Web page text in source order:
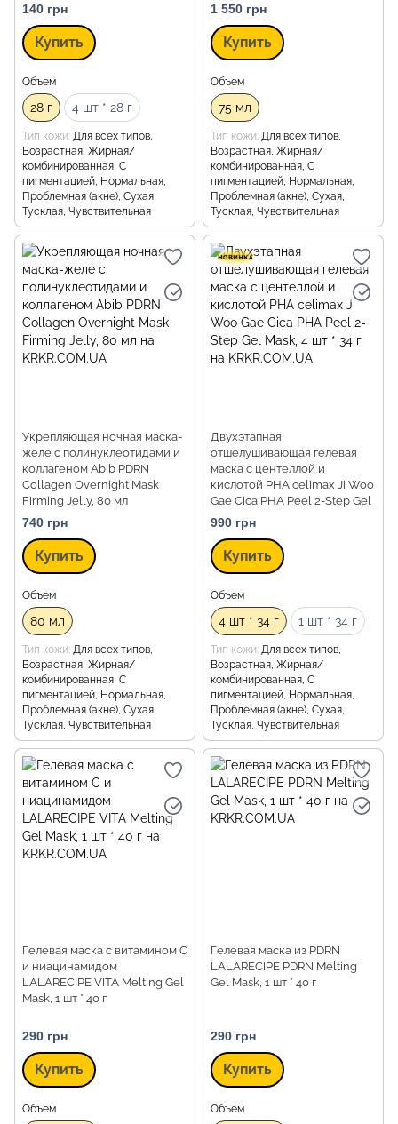
140 грн
Купить
Объем
28 г 4 шт * 28 г
Тип кожи Для всех типов,
Возрастная, Жирная/
комбинированная, С
пигментацией, Нормальная,
Проблемная (акне), Сухая,
Тусклая, Чувствительная
1 550 грн
Купить
Объем
75 мл
Тип кожи Для всех типов,
Возрастная, Жирная/
комбинированная, С
пигментацией, Нормальная,
Проблемная (акне), Сухая,
Тусклая, Чувствительная
Укрепляющая ночная маска-
желе с полинуклеотидами и
коллагеном Abib PDRN
Collagen Overnight Mask
Firming Jelly, 80 мл
740 грн
Купить
Объем
80 мл
Тип кожи Для всех типов,
Возрастная, Жирная/
комбинированная, С
пигментацией, Нормальная,
Проблемная (акне), Сухая,
Тусклая, Чувствительная
Двухэтапная
отшелушивающая гелевая
маска с центеллой и
кислотой PHA celimax Ji Woo
Gae Cica PHA Peel 2-Step Gel
Mask, 4 шт * 34 г
990 грн
Купить
Объем
4 шт * 34 г 1 шт * 34 г
Тип кожи Для всех типов,
Возрастная, Жирная/
комбинированная, С
пигментацией, Нормальная,
Проблемная (акне), Сухая,
Тусклая, Чувствительная
Гелевая маска с витамином С
и ниацинамидом
LALARECIPE VITA Melting Gel
Mask, 1 шт * 40 г
290 грн
Купить
Объем
Гелевая маска из PDRN
LALARECIPE PDRN Melting
Gel Mask, 1 шт * 40 г
290 грн
Купить
Объем